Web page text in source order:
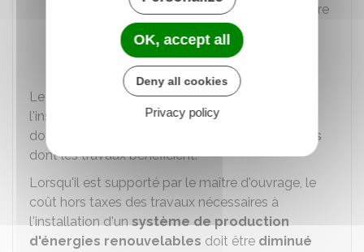
Coûts liés au renforcement de la structure
et des fondations
Coûts liés à la réfection de l'étanchéité.
Le coût hors taxes des travaux nécessaires à
l'installation d'un
système de végétalisation
doit être
aides publiques
dont les travaux bénéficient.
Lorsqu'il est supporté par le maître d'ouvrage, le
coût hors taxes des travaux nécessaires à
l'installation d'unsystème de production
d'énergies renouvelables doit être diminué
OK, accept all
Deny all cookies
Privacy policy